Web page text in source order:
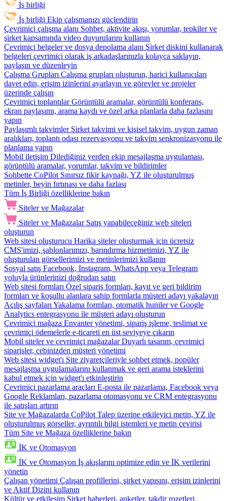
İş birliği
İş birliği Ekip çalışmanızı güçlendirin
Çevrimiçi çalışma alanı Sohbet, aktivite akışı, yorumlar, tepkiler ve
şirket kapsamında video duyurularını kullanın
Çevrimiçi belgeler ve dosya depolama alanı Şirket diskini kullanarak
belgeleri çevrimiçi olarak iş arkadaşlarınızla kolayca saklayın,
paylaşın ve düzenleyin
Çalışma Grupları Çalışma grupları oluşturun, harici kullanıcıları
davet edin, erişim izinlerini ayarlayın ve görevler ve projeler
üzerinde çalışın
Çevrimiçi toplantılar Görüntülü aramalar, görüntülü konferans,
ekran paylaşımı, arama kaydı ve özel arka planlarla daha fazlasını
yapın
Paylaşımlı takvimler Şirket takvimi ve kişisel takvim, uygun zaman
aralıkları, toplantı odası rezervasyonu ve takvim senkronizasyonu ile
planlama yapın
Mobil iletişim Dilediğiniz yerden ekip mesajlaşma uygulaması,
görüntülü aramalar, yorumlar, takvim ve bildirimler
Sohbette CoPilot Sınırsız fikir kaynağı, YZ ile oluşturulmuş
metinler, beyin fırtınası ve daha fazlası
Tüm İş Birliği özelliklerine bakın
Siteler ve Mağazalar
Siteler ve Mağazalar Satış yapabileceğiniz web siteleri
oluşturun
Web sitesi oluşturucu Harika siteler oluşturmak için ücretsiz
CMS'imizi, şablonlarımızı, barındırma hizmetimizi, YZ ile
oluşturulan görsellerimizi ve metinlerimizi kullanın
Sosyal satış Facebook, Instagram, WhatsApp veya Telegram
yoluyla ürünlerinizi doğrudan satın
Web sitesi formları Özel sipariş formları, kayıt ve geri bildirim
formları ve koşullu alanlara sahip formlarla müşteri adayı yakalayın
Açılış sayfaları Yakalama formları, otomatik huniler ve Google
Analytics entegrasyonu ile müşteri adayı oluşturun
Çevrimiçi mağaza Envanter yönetimi, sipariş işleme, teslimat ve
çevrimiçi ödemelerle e-ticareti en üst seviyeye çıkarın
Mobil siteler ve çevrimiçi mağazalar Duyarlı tasarım, çevrimiçi
siparişler, cebinizden müşteri yönetimi
Web sitesi widget'ı Site ziyaretçileriyle sohbet etmek, popüler
mesajlaşma uygulamalarını kullanmak ve geri arama isteklerini
kabul etmek için widget'ı etkinleştirin
Çevrimiçi pazarlama araçları E-posta ile pazarlama, Facebook veya
Google Reklamları, pazarlama otomasyonu ve CRM entegrasyonu
ile satışları artırın
Site ve Mağazalarda CoPilot Talep üzerine etkileyici metin, YZ ile
oluşturulmuş görseller, ayrıntılı bilgi istemleri ve metin çevirisi
Tüm Site ve Mağaza özelliklerine bakın
İK ve Otomasyon
İK ve Otomasyon İş akışlarını optimize edin ve İK verilerini
yönetin
Çalışan yönetimi Çalışan profillerini, şirket yapısını, erişim izinlerini
ve Aktif Dizini kullanın
Kültür ve etkileşim Şirket haberleri, anketler, takdir rozetleri,